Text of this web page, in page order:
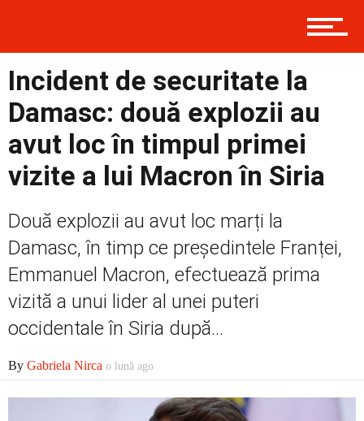
Prima
Politică
Externe
Social
Economic
Incident de securitate la
Damasc: două explozii au
avut loc în timpul primei
vizite a lui Macron în Siria
Două explozii au avut loc marți la
Damasc, în timp ce președintele Franței,
Emmanuel Macron, efectuează prima
vizită a unui lider al unei puteri
occidentale în Siria după...
By Gabriela Nirca o lună ago